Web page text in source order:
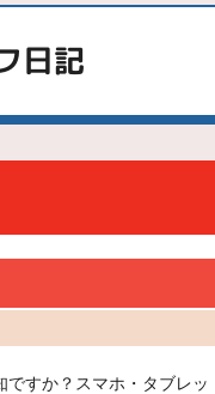
日記
すか？スマホ・タブレッ